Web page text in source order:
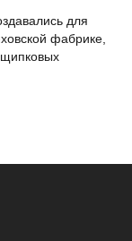
для
фабрике,